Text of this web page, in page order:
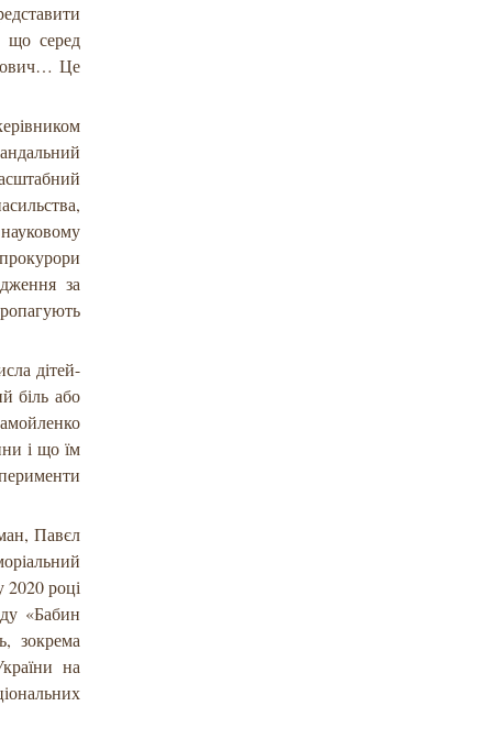
що серед
Це
за
дітей-
біль або
і що їм
Павєл
році
«Бабин
зокрема
на